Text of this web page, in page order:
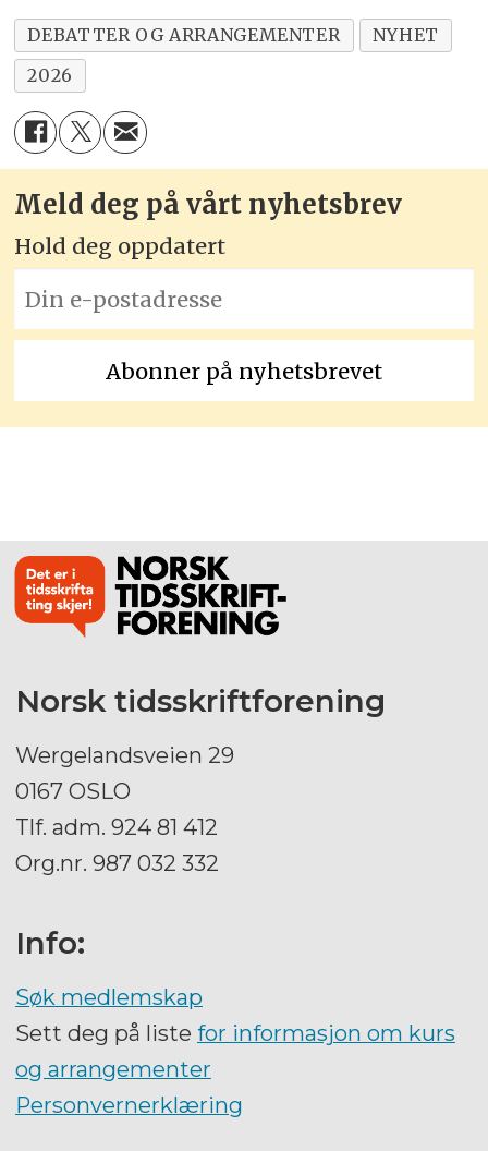
DEBATTER OG ARRANGEMENTER
NYHET
2026
Meld deg på vårt nyhetsbrev
Hold deg oppdatert
Norsk tidsskriftforening
Wergelandsveien 29
0167 OSLO
Tlf. adm. 924 81 412
Org.nr. 987 032 332
Info:
Søk medlemskap
Sett deg på liste for informasjon om kurs
og arrangementer
Personvernerklæring